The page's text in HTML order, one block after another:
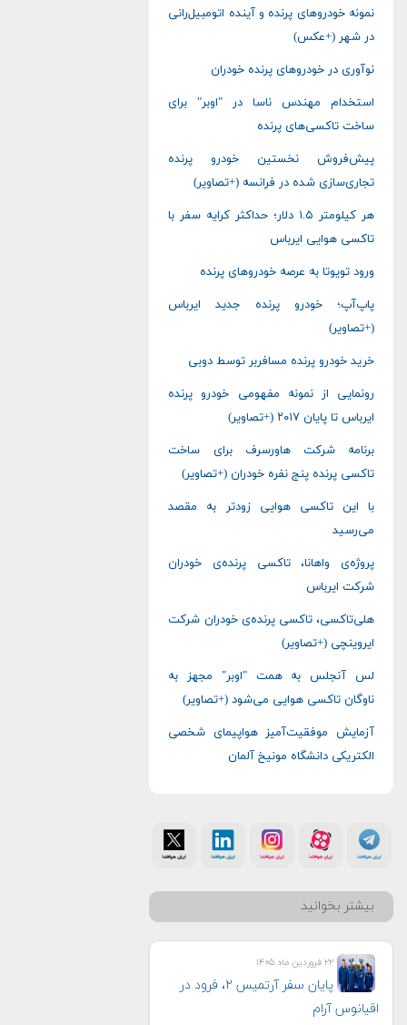
نمونه خودروهای پرنده و آینده اتومبیل‌رانی
در شهر (+عکس)
نوآوری در خودروهای پرنده خودران
استخدام مهندس ناسا در "اوبر" برای
ساخت تاکسی‌های پرنده
پیش‌فروش نخستین خودرو پرنده
تجاری‌سازی شده در فرانسه (+تصاویر)
هر کیلومتر ۱.۵ دلار؛ حداکثر کرایه سفر با
تاکسی هوایی ایرباس
ورود تویوتا به عرصه خودروهای پرنده
پاپ‌آپ؛ خودرو پرنده جدید ایرباس
(+تصاویر)
خرید خودرو پرنده مسافربر توسط دوبی
رونمایی از نمونه مفهومی خودرو پرنده
ایرباس تا پایان ۲۰۱۷ (+تصاویر)
برنامه شرکت هاورسرف برای ساخت
تاکسی پرنده پنج نفره خودران (+تصاویر)
با این تاکسی هوایی زودتر به مقصد
می‌رسید
پروژه‌ی واهانا، تاکسی پرنده‌ی خودران
شرکت ایرباس
هلی‌تاکسی، تاکسی پرنده‌ی خودران شرکت
ایروینچی (+تصاویر)
لس آنجلس به همت "اوبر" مجهز به
ناوگان تاکسی هوایی می‌شود (+تصاویر)
آزمایش موفقیت‌آمیز هواپیمای شخصی
الکتریکی دانشگاه مونیخ آلمان
بیشتر بخوانید
۲۲ فروردین ماه ۱۴۰۵
پایان سفر آرتمیس ۲، فرود در
اقیانوس آرام